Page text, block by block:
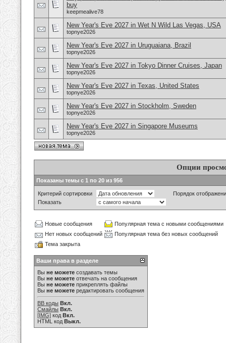
buy
keepmealive78
New Year's Eve 2027 in Wet N Wild Las Vegas, USA
topnye2026
New Year's Eve 2027 in Uruguaiana, Brazil
topnye2026
New Year's Eve 2027 in Tokyo Dinner Cruises, Japan
topnye2026
New Year's Eve 2027 in Texas, United States
topnye2026
New Year's Eve 2027 in Stockholm, Sweden
topnye2026
New Year's Eve 2027 in Singapore Museums
topnye2026
Опции
Показаны темы с 1 по 20 из 956
Критерий сортировки
Порядок
Показать
Новые сообщения
Популярная тема с новыми сообщениями
Нет новых сообщений
Популярная тема без новых сообщений
Тема закрыта
Ваши права в разделе
Вы не можете создавать темы
Вы не можете отвечать на сообщения
Вы не можете прикреплять файлы
Вы не можете редактировать сообщения
BB коды Вкл.
Смайлы Вкл.
[IMG] код Вкл.
HTML код Выкл.